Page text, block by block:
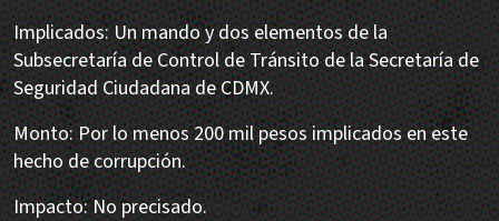
Implicados: Un mando y dos elementos de la
Subsecretaría de Control de Tránsito de la Secretaría de
Seguridad Ciudadana de CDMX.
Monto: Por lo menos 200 mil pesos implicados en este
hecho de corrupción.
Impacto: No precisado.